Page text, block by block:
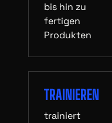
bis hin zu
fertigen
Produkten
TRAINIEREN
trainiert